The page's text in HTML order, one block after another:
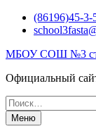
Перейти(86196)45-3-
МБОУ СОШ №3
Официальный
Поиск
по:Меню